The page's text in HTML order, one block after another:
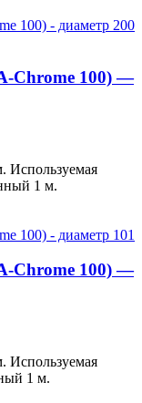
Chrome 100) —
Используемая
1 м.
Chrome 100) —
Используемая
1 м.